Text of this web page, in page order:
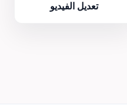
تعديل الفيديو